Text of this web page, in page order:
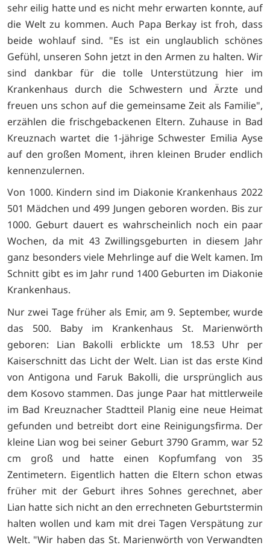
sehr eilig hatte und es nicht mehr erwarten konnte, auf
die Welt zu kommen. Auch Papa Berkay ist froh, dass
beide wohlauf sind. "Es ist ein unglaublich schönes
Gefühl, unseren Sohn jetzt in den Armen zu halten. Wir
sind dankbar für die tolle Unterstützung hier im
Krankenhaus durch die Schwestern und Ärzte und
freuen uns schon auf die gemeinsame Zeit als Familie",
erzählen die frischgebackenen Eltern. Zuhause in Bad
Kreuznach wartet die 1-jährige Schwester Emilia Ayse
auf den großen Moment, ihren kleinen Bruder endlich
kennenzulernen.
Von 1000. Kindern sind im Diakonie Krankenhaus 2022
501 Mädchen und 499 Jungen geboren worden. Bis zur
1000. Geburt dauert es wahrscheinlich noch ein paar
Wochen, da mit 43 Zwillingsgeburten in diesem Jahr
ganz besonders viele Mehrlinge auf die Welt kamen. Im
Schnitt gibt es im Jahr rund 1400 Geburten im Diakonie
Krankenhaus.
Nur zwei Tage früher als Emir, am 9. September, wurde
das 500. Baby im Krankenhaus St. Marienwörth
geboren: Lian Bakolli erblickte um 18.53 Uhr per
Kaiserschnitt das Licht der Welt. Lian ist das erste Kind
von Antigona und Faruk Bakolli, die ursprünglich aus
dem Kosovo stammen. Das junge Paar hat mittlerweile
im Bad Kreuznacher Stadtteil Planig eine neue Heimat
gefunden und betreibt dort eine Reinigungsfirma. Der
kleine Lian wog bei seiner Geburt 3790 Gramm, war 52
cm groß und hatte einen Kopfumfang von 35
Zentimetern. Eigentlich hatten die Eltern schon etwas
früher mit der Geburt ihres Sohnes gerechnet, aber
Lian hatte sich nicht an den errechneten Geburtstermin
halten wollen und kam mit drei Tagen Verspätung zur
Welt. "Wir haben das St. Marienwörth von Verwandten